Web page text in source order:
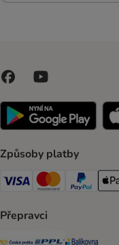
Způsoby platby
Visa Payment Method
MastercardPayPal
Přepravci
Česká pošta
PPL